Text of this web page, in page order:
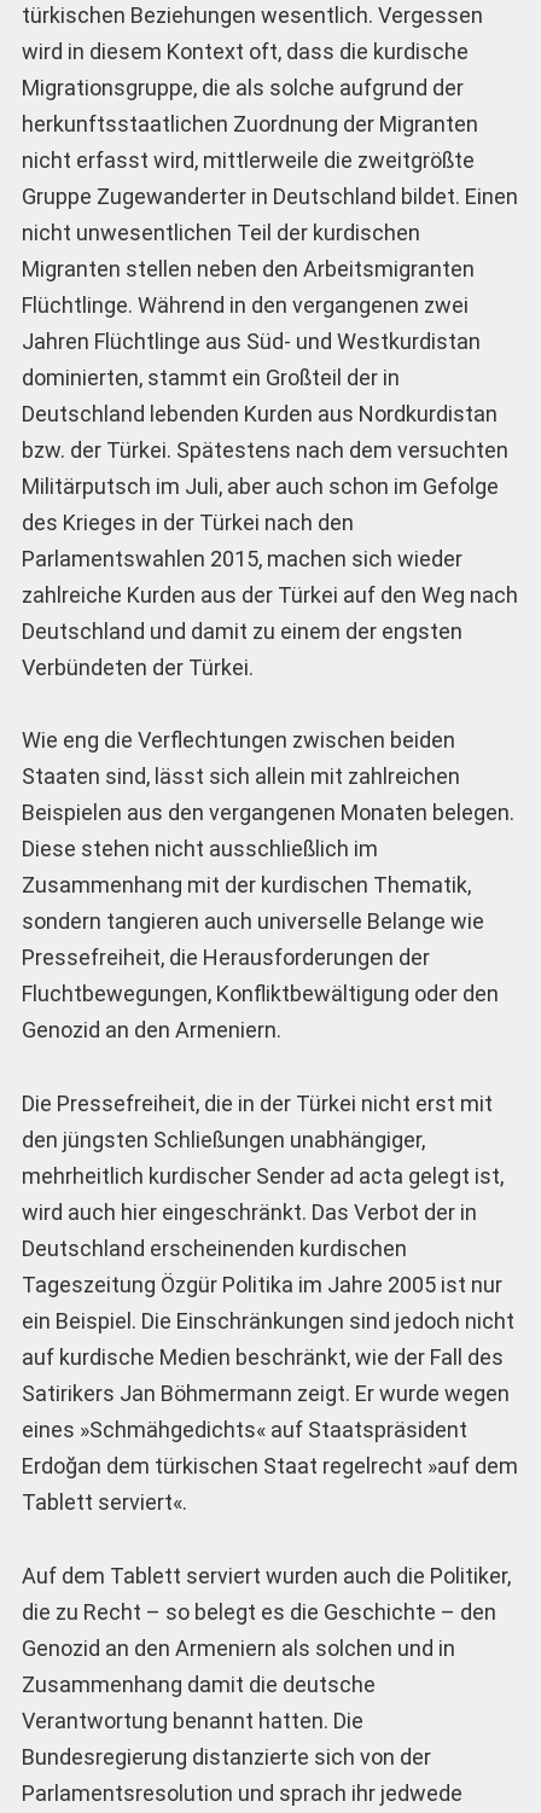
türkischen Beziehungen wesentlich. Vergessen
wird in diesem Kontext oft, dass die kurdische
Migrationsgruppe, die als solche aufgrund der
herkunftsstaatlichen Zuordnung der Migranten
nicht erfasst wird, mittlerweile die zweitgrößte
Gruppe Zugewanderter in Deutschland bildet. Einen
nicht unwesentlichen Teil der kurdischen
Migranten stellen neben den Arbeitsmigranten
Flüchtlinge. Während in den vergangenen zwei
Jahren Flüchtlinge aus Süd- und Westkurdistan
dominierten, stammt ein Großteil der in
Deutschland lebenden Kurden aus Nordkurdistan
bzw. der Türkei. Spätestens nach dem versuchten
Militärputsch im Juli, aber auch schon im Gefolge
des Krieges in der Türkei nach den
Parlamentswahlen 2015, machen sich wieder
zahlreiche Kurden aus der Türkei auf den Weg nach
Deutschland und damit zu einem der engsten
Verbündeten der Türkei.
Wie eng die Verflechtungen zwischen beiden
Staaten sind, lässt sich allein mit zahlreichen
Beispielen aus den vergangenen Monaten belegen.
Diese stehen nicht ausschließlich im
Zusammenhang mit der kurdischen Thematik,
sondern tangieren auch universelle Belange wie
Pressefreiheit, die Herausforderungen der
Fluchtbewegungen, Konfliktbewältigung oder den
Genozid an den Armeniern.
Die Pressefreiheit, die in der Türkei nicht erst mit
den jüngsten Schließungen unabhängiger,
mehrheitlich kurdischer Sender ad acta gelegt ist,
wird auch hier eingeschränkt. Das Verbot der in
Deutschland erscheinenden kurdischen
Tageszeitung Özgür Politika im Jahre 2005 ist nur
ein Beispiel. Die Einschränkungen sind jedoch nicht
auf kurdische Medien beschränkt, wie der Fall des
Satirikers Jan Böhmermann zeigt. Er wurde wegen
eines »Schmähgedichts« auf Staatspräsident
Erdoğan dem türkischen Staat regelrecht »auf dem
Tablett serviert«.
Auf dem Tablett serviert wurden auch die Politiker,
die zu Recht – so belegt es die Geschichte – den
Genozid an den Armeniern als solchen und in
Zusammenhang damit die deutsche
Verantwortung benannt hatten. Die
Bundesregierung distanzierte sich von der
Parlamentsresolution und sprach ihr jedwede